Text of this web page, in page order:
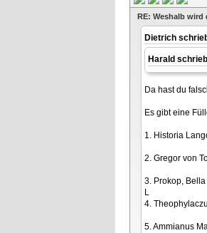
RE: Weshalb wird
Dietrich
Harald
Da hast du
Es gibt eine
1. Historia
2. Gregor von
3. Prokop, Bella
L
4.
5. Ammianus